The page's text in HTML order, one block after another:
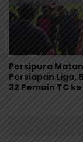
Persipura
Persiapan Liga,
32 Pemain TC